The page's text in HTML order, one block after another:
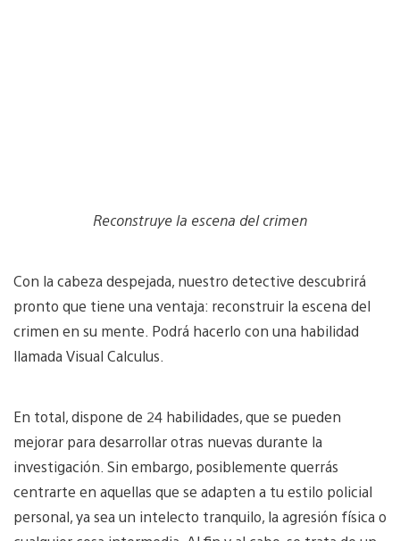
Reconstruye la escena del crimen
Con la cabeza despejada, nuestro detective descubrirá
pronto que tiene una ventaja: reconstruir la escena del
crimen en su mente. Podrá hacerlo con una habilidad
llamada Visual Calculus.
En total, dispone de 24 habilidades, que se pueden
mejorar para desarrollar otras nuevas durante la
investigación. Sin embargo, posiblemente querrás
centrarte en aquellas que se adapten a tu estilo policial
personal, ya sea un intelecto tranquilo, la agresión física o